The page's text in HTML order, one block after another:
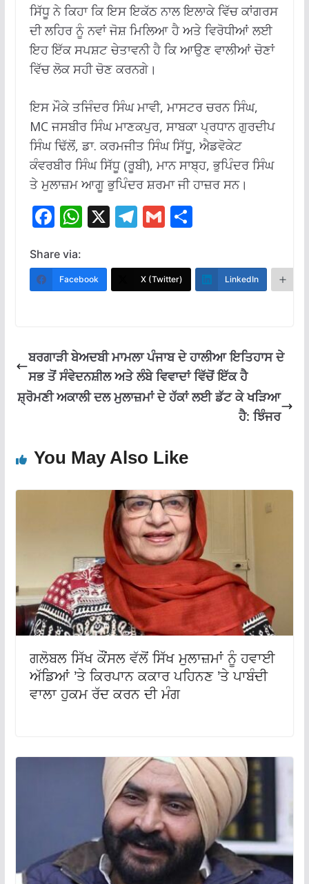
ਸਿੱਧੂ ਨੇ ਕਿਹਾ ਕਿ ਇਸ ਇਕੱਠ ਨਾਲ ਇਲਾਕੇ ਵਿੱਚ ਕਾਂਗਰਸ
ਦੀ ਲਹਿਰ ਨੂੰ ਨਵਾਂ ਜੋਸ਼ ਮਿਲਿਆ ਹੈ ਅਤੇ ਵਿਰੋਧੀਆਂ ਲਈ
ਇਹ ਇੱਕ ਸਪਸ਼ਟ ਚੇਤਾਵਨੀ ਹੈ ਕਿ ਆਉਣ ਵਾਲੀਆਂ ਚੋਣਾਂ
ਵਿੱਚ ਲੋਕ ਸਹੀ ਚੋਣ ਕਰਨਗੇ।
ਇਸ ਮੌਕੇ ਤਜਿੰਦਰ ਸਿੰਘ ਮਾਵੀ, ਮਾਸਟਰ ਚਰਨ ਸਿੰਘ,
MC ਜਸਬੀਰ ਸਿੰਘ ਮਾਣਕਪੁਰ, ਸਾਬਕਾ ਪ੍ਰਧਾਨ ਗੁਰਦੀਪ
ਸਿੰਘ ਢਿੱਲੋਂ, ਡਾ. ਕਰਮਜੀਤ ਸਿੰਘ ਸਿੱਧੂ, ਐਡਵੋਕੇਟ
ਕੰਵਰਬੀਰ ਸਿੰਘ ਸਿੱਧੂ (ਰੂਬੀ), ਮਾਨ ਸਾਬ੍ਹ, ਭੁਪਿੰਦਰ ਸਿੰਘ
ਤੇ ਮੁਲਾਜ਼ਮ ਆਗੂ ਭੁਪਿੰਦਰ ਸ਼ਰਮਾ ਜੀ ਹਾਜ਼ਰ ਸਨ।
F
e
b
k
W
at
s
p
X T
e
gr
G
ai
l
S
ar
e
Share via:
Facebook X (Twitter) LinkedIn
ਬਰਗਾੜੀ ਬੇਅਦਬੀ ਮਾਮਲਾ ਪੰਜਾਬ ਦੇ ਹਾਲੀਆ ਇਤਿਹਾਸ ਦੇ
ਸਭ ਤੋਂ ਸੰਵੇਦਨਸ਼ੀਲ ਅਤੇ ਲੰਬੇ ਵਿਵਾਦਾਂ ਵਿੱਚੋਂ ਇੱਕ ਹੈ
ਸ਼੍ਰੋਮਣੀ ਅਕਾਲੀ ਦਲ ਮੁਲਾਜ਼ਮਾਂ ਦੇ ਹੱਕਾਂ ਲਈ ਡੱਟ ਕੇ ਖੜਿਆ
ਹੈ: ਝਿੰਜਰ
You May Also Like
ਗਲੋਬਲ ਸਿੱਖ ਕੌਂਸਲ ਵੱਲੋਂ ਸਿੱਖ ਮੁਲਾਜ਼ਮਾਂ ਨੂੰ ਹਵਾਈ
ਅੱਡਿਆਂ ’ਤੇ ਕਿਰਪਾਨ ਕਕਾਰ ਪਹਿਨਣ ’ਤੇ ਪਾਬੰਦੀ
ਵਾਲਾ ਹੁਕਮ ਰੱਦ ਕਰਨ ਦੀ ਮੰਗ